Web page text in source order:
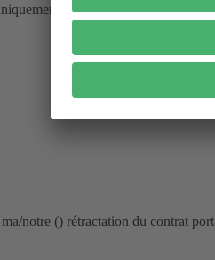
si vous souhaitez vous
notre () rétractation du contrat